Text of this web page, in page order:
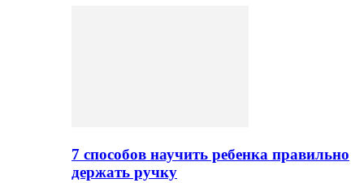
7 способов научить ребенка правильно
держать ручку